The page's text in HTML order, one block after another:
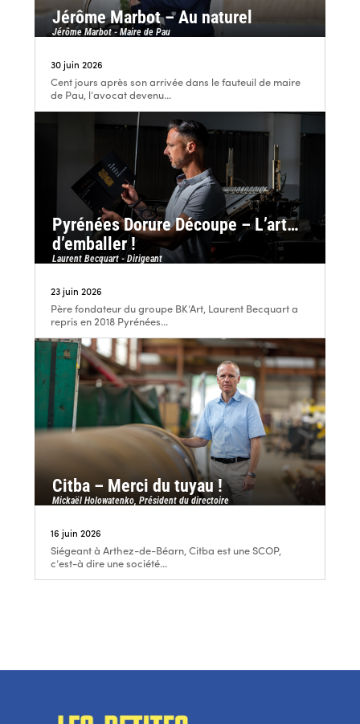
Jérôme Marbot – Au naturel
Jérôme Marbot - Maire de Pau
30 juin 2026
Cent jours après son arrivée dans le fauteuil de maire
de Pau, l’avocat devenu...
Pyrénées Dorure Découpe – L’art…
d’emballer !
Laurent Becquart - Dirigeant
23 juin 2026
Père fondateur du groupe BK’Art, Laurent Becquart a
repris en 2018 Pyrénées...
Citba – Merci du tuyau !
Mickaël Holowatenko, Président du directoire
16 juin 2026
Siégeant à Arthez-de-Béarn, Citba est une SCOP,
c’est-à dire une société...